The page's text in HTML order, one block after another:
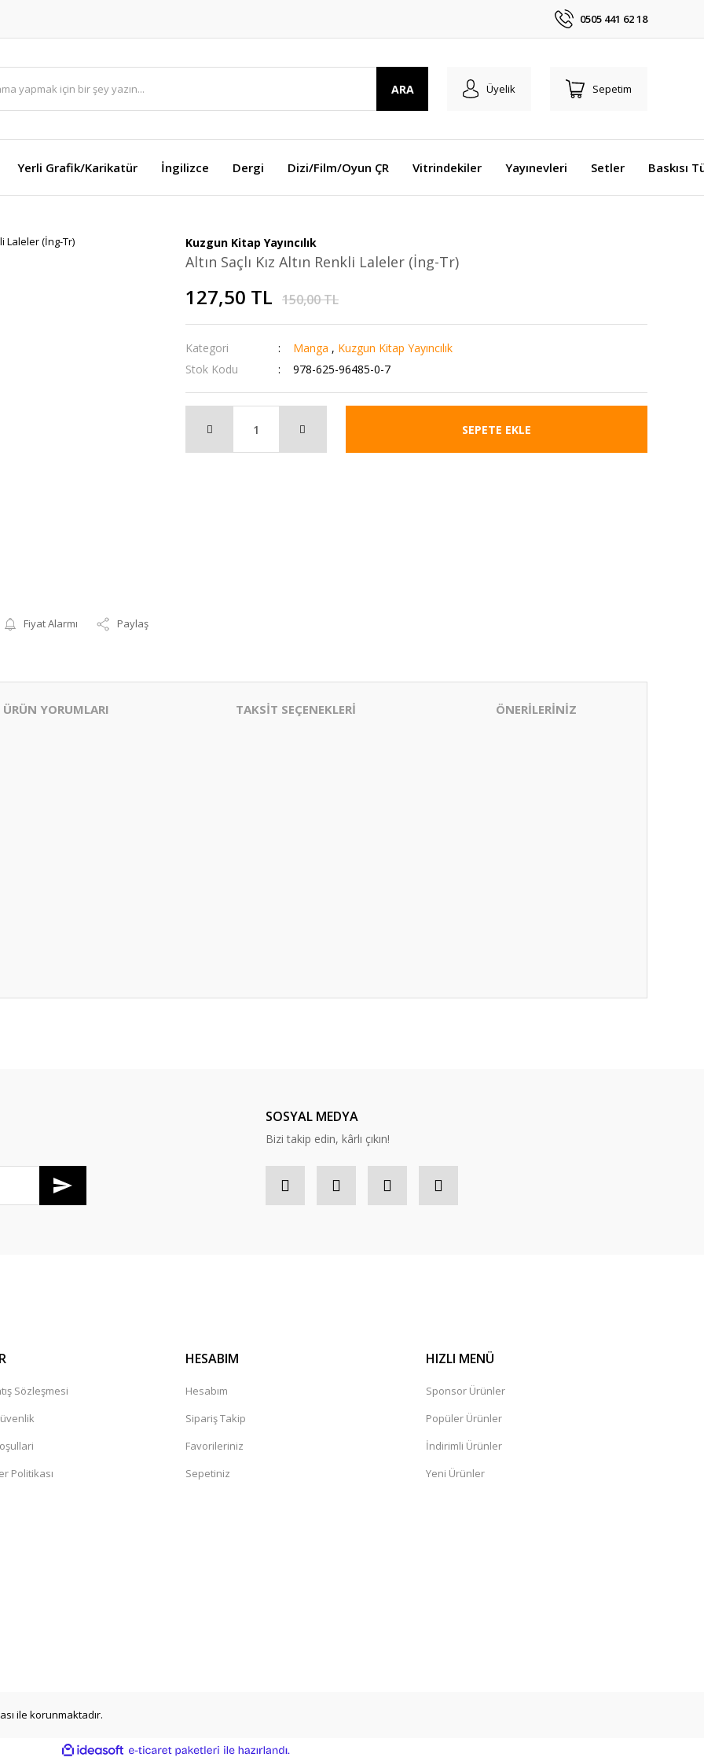
0505 441 62 18
ARA Üyelik Sepetim
Yerli Grafik/Karikatür İngilizce Dergi Dizi/Film/Oyun ÇR Vitrindekiler Yayınevleri Setler Baskısı
Fiyat Alarmı Paylaş
Kuzgun Kitap Yayıncılık
Altın Saçlı Kız Altın Renkli Laleler (İng-Tr)
127,50 TL 150,00 TL
Kategori Manga , Kuzgun Kitap Yayıncılık
Stok Kodu
978-625-96485-0-7
SEPETE EKLE
ÜRÜN YORUMLARI TAKSİT SEÇENEKLERİ ÖNERİLERİNİZ
SOSYAL MEDYA
Bizi takip edin, kârlı çıkın!
Sözleşmesi
Politikası
HESABIM
Hesabım
Sipariş Takip
Favorileriniz
Sepetiniz
HIZLI MENÜ
Sponsor Ürünler
Popüler Ürünler
İndirimli Ürünler
Yeni Ürünler
ile korunmaktadır.
ideasoft
e-